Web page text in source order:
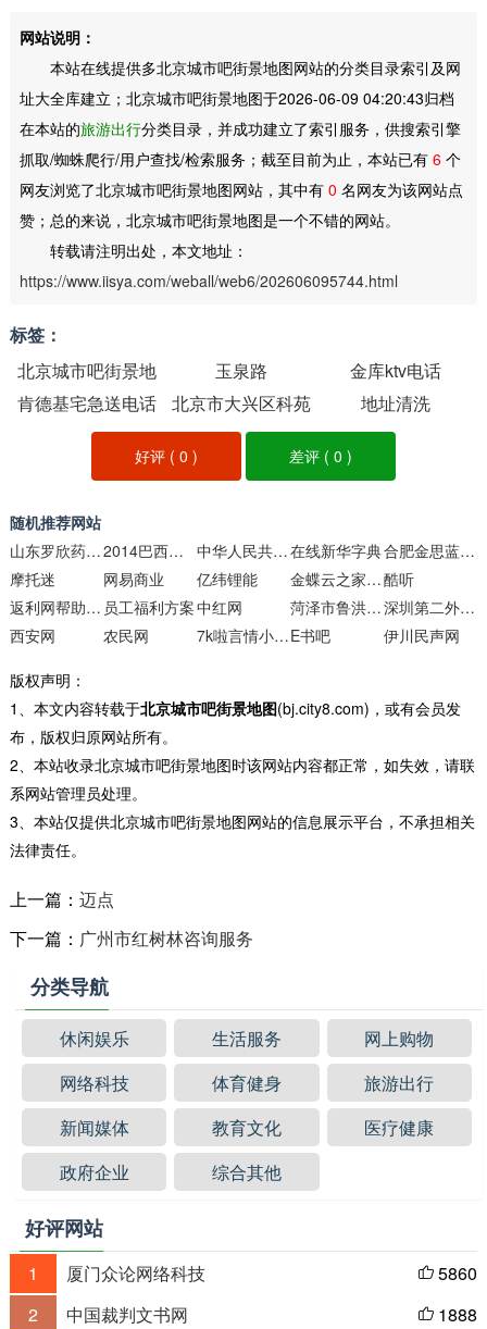
网站说明：
本站在线提供多北京城市吧街景地图网站的分类目录索引及网
址大全库建立；北京城市吧街景地图于2026-06-09 04:20:43归档
在本站的旅游出行分类目录，并成功建立了索引服务，供搜索引擎
抓取/蜘蛛爬行/用户查找/检索服务；截至目前为止，本站已有 6个
网友浏览了北京城市吧街景地图网站，其中有 0 名网友为该网站点
赞；总的来说，北京城市吧街景地图是一个不错的网站。
转载请注明出处，本文地址：
https://www.iisya.com/weball/web6/202606095744.html
标签：
北京城市吧街景地
图
玉泉路
金库ktv电话
肯德基宅急送电话
号
北京市大兴区科苑
路16号
地址清洗
好评 (0 ) 差评 ( 0 )
随机推荐网站
山东罗欣药业集团股份有限公司
2014巴西世界杯-搜狐体育 中华人民共和国外交部在线新华字典
合肥金思蓝领招聘
摩托迷
网易商业 亿纬锂能 金蝶云之家官网酷听
返利网帮助中心 员工福利方案中红网 菏泽市鲁洪职业培训学校
深圳第二外国语学校
西安网
农民网 7k啦言情小说下载网E书吧 伊川民声网
版权声明：
1、本文内容转载于北京城市吧街景地图(bj.city8.com)，或有会员发
布，版权归原网站所有。
2、本站收录北京城市吧街景地图时该网站内容都正常，如失效，请联
系网站管理员处理。
3、本站仅提供北京城市吧街景地图网站的信息展示平台，不承担相关
法律责任。
上一篇： 迈点
下一篇： 广州市红树林咨询服务
分类导航
休闲娱乐 生活服务
网上购物
网络科技
体育健身
旅游出行
新闻媒体
教育文化
医疗健康
政府企业
综合其他
好评网站
1 厦门众论网络科技  5860
2
中国裁判文书网  1888